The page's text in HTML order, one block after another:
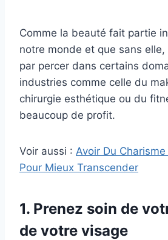
Comme la beauté fait partie
notre monde et que sans
par percer dans certains
industries comme celle du
chirurgie esthétique ou du
beaucoup de profit.
Voir aussi : Avoir Du
Pour Mieux Transcender
1. Prenez soin de
de votre visage